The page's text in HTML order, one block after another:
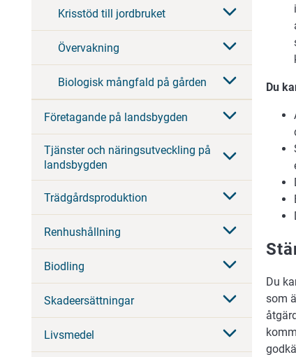
Krisstöd till jordbruket
Övervakning
Biologisk mångfald på gården
Företagande på landsbygden
Tjänster och näringsutveckling på
landsbygden
Trädgårdsproduktion
Renhushållning
Biodling
Skadeersättningar
Livsmedel
Du
Du
som